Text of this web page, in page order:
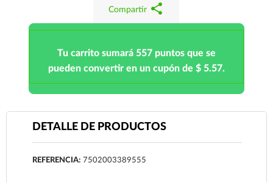
Compartir share
Tu carrito sumará 557 puntos que se
pueden convertir en un cupón de $ 5.57.
DETALLE DE PRODUCTOS
REFERENCIA: 7502003389555